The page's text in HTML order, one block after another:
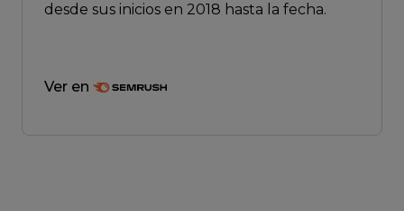
desde sus inicios en 2018 hasta la fecha.
Ver en